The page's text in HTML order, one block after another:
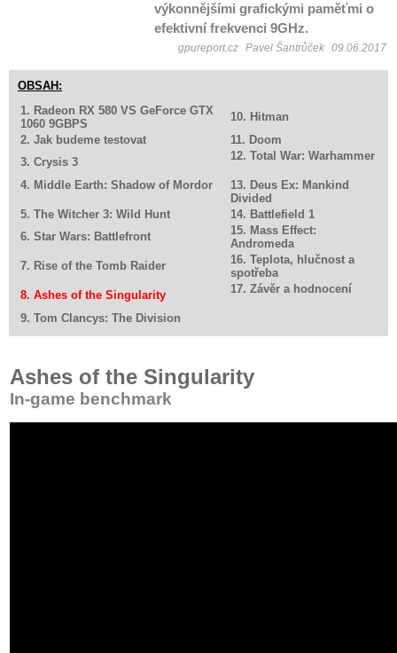
výkonnějšími grafickými paměťmi o
efektivní frekvenci 9GHz.
gpureport.cz Pavel Šantrůček 09.06.2017
OBSAH:
1. Radeon RX 580 VS GeForce GTX
1060 9GBPS
10. Hitman
2. Jak budeme testovat
11. Doom
3. Crysis 3
12. Total War: Warhammer
4. Middle Earth: Shadow of Mordor
13. Deus Ex: Mankind
Divided
5. The Witcher 3: Wild Hunt
14. Battlefield 1
6. Star Wars: Battlefront
15. Mass Effect:
Andromeda
7. Rise of the Tomb Raider
16. Teplota, hlučnost a
spotřeba
8. Ashes of the Singularity
17. Závěr a hodnocení
9. Tom Clancys: The Division
Ashes of the Singularity
In-game benchmark